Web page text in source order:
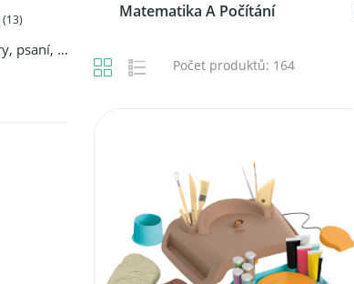
(13)
Rozvojové hračky (barvy, tvary, psaní, mluvení)
Matematika A Počítání
Počet produktů: 164